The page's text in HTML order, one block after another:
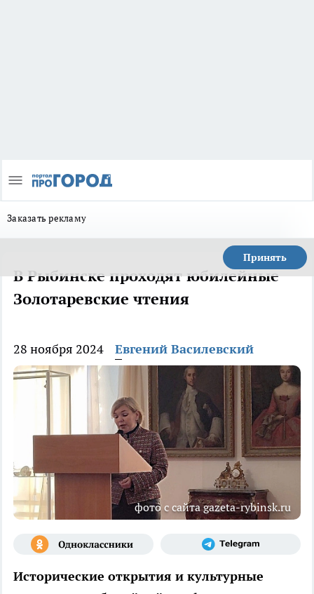
Заказать рекламу
Принять
В Рыбинске проходят юбилейные
Золотаревские чтения
28 ноября 2024 Евгений Василевский
фото с сайта gazeta-rybinsk.ru
Исторические открытия и культурные